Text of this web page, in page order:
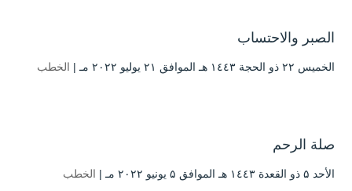
الصبر والاحتساب
الخميس ۲۲ ذو الحجة ۱٤٤۳ هـ الموافق ۲۱ يوليو ۲۰۲۲ مـ | الخطب
صلة الرحم
الأحد ۵ ذو القعدة ۱٤٤۳ هـ الموافق ۵ يونيو ۲۰۲۲ مـ | الخطب